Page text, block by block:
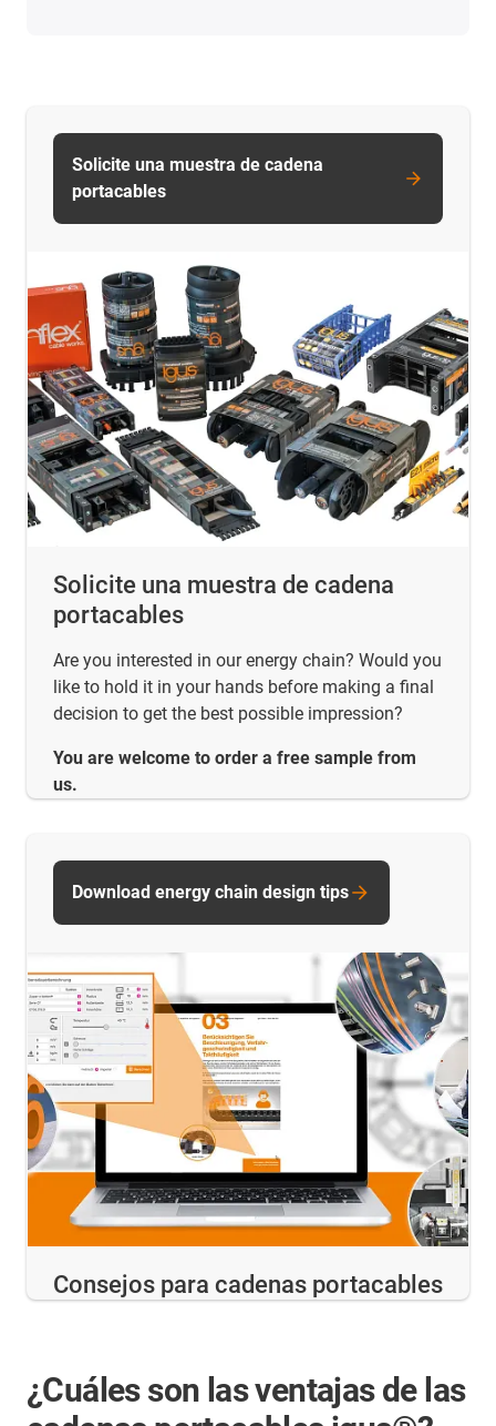
Solicite una muestra de cadena
portacables
Are you interested in our energy chain? Would you
like to hold it in your hands before making a final
decision to get the best possible impression?
You are welcome to order a free sample from
us.
Solicite una muestra de cadena
portacables
Consejos para cadenas portacables
Download energy chain design tips
¿Cuáles son las ventajas de las